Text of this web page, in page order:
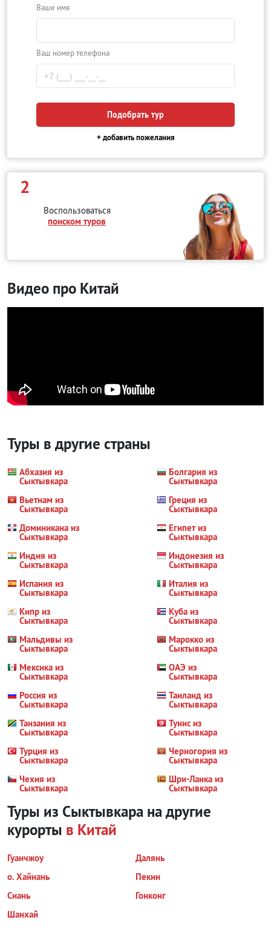
Ваше имя
Ваш номер телефона
Подобрать тур
+ добавить пожелания
2
Воспользоваться
поиском туров
Видео про Китай
Туры в другие страны
Абхазия из
Сыктывкара
Болгария из
Сыктывкара
Вьетнам из
Сыктывкара
Греция из
Сыктывкара
Доминикана из
Сыктывкара
Египет из
Сыктывкара
Индия из
Сыктывкара
Индонезия из
Сыктывкара
Испания из
Сыктывкара
Италия из
Сыктывкара
Кипр из
Сыктывкара
Куба из
Сыктывкара
Мальдивы из
Сыктывкара
Марокко из
Сыктывкара
Мексика из
Сыктывкара
ОАЭ из
Сыктывкара
Россия из
Сыктывкара
Таиланд из
Сыктывкара
Танзания из
Сыктывкара
Тунис из
Сыктывкара
Турция из
Сыктывкара
Черногория из
Сыктывкара
Чехия из
Сыктывкара
Шри-Ланка из
Сыктывкара
Туры из Сыктывкара на другие
курорты в Китай
Гуанчжоу
Далянь
о. Хайнань
Пекин
Сиань
Гонконг
Шанхай